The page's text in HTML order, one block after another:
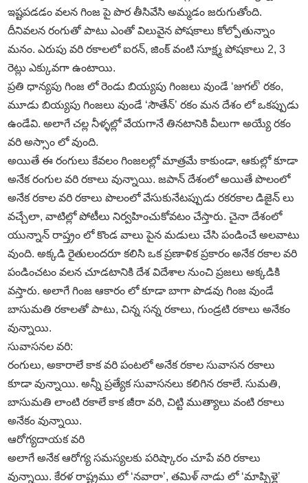
ఇష్టపడడం వలన గింజ పై పొర తీసివేసి అమ్మడం జరుగుతోంది.
దీనివలన రంగుతో పాటు ఎంతో విలువైన పోషకాలు కోల్పోతున్నాం
మనం. ఎరుపు వరి రకాలలో ఐరన్‌, జింక్‌ వంటి సూక్ష్మ పోషకాలు 2, 3
రెట్లు ఎక్కువగా ఉంటాయి.
ప్రతి ధాన్యపు గింజ లో రెండు బియ్యపు గింజలు వుండే ‘జుగల్‌’ రకం,
మూడు బియ్యపు గింజలు వుండే ‘సౌతేన్‌’ రకం మన దేశం లో ఒకప్పుడు
ఉండేవి. అలాగే చల్ల నీళ్ళల్లో వేయగానే తినటానికి వీలుగా అయ్యే రకం
వరి అస్సాం లో వుంది.
అయితే ఈ రంగులు కేవలం గింజలల్లో మాత్రమే కాకుండా, ఆకుల్లో కూడా
అనేక రంగుల వరి రకాలు వున్నాయి. జపాన్‌ దేశంలో అయితే పొలంలో
అనేక రకాల వరి రకాలు పొలంలో వేసుకునేటప్పుడు రకరకాల డిజైన్‌ లు
వచ్చేలా, వాటిల్లో పోటీలు నిర్వహించుకోవటం చేస్తారు. చైనా దేశంలో
యున్నాన్‌ రాష్త్రం లో కొండ వాలు పైన మడులు చేసి పండించే అలవాటు
వుంది. అక్కడి రైతులందరూ కలిసి ఒక ప్రణాళిక ప్రకారం అనేక రకాల వరి
పండించటం వలన చూడటానికి దేశ విదేశాల నుంచి ప్రజలు అక్కడికి
వస్తారు. అలాగే గింజ ఆకారం లో కూడా బాగా పొడవు గింజ వుండే
బాసుమతి రకాలతో పాటు, చిన్న సన్న రకాలు, గుండ్రటి రకాలు అనేకం
వున్నాయి.
సువాసనల వరి:
రంగులు, అకారాలే కాక వరి పంటలో అనేక రకాల సువాసన రకాలు
కూడా వున్నాయి. అన్నీ ప్రత్యేక సువాసనలు కలిగిన రకాలే. సుమతి,
బాసుమతి లాంటి రకాలే కాక జీరా వరి, చిట్టి ముత్యాలు వంటి రకాలు
అనేకం వున్నాయి.
ఆరోగ్యదాయక వరి
అలాగే అనేక ఆరోగ్య సమస్యలకు పరిష్కారం చూపే వరి రకాలు
వున్నాయి. కేరళ రాష్ట్రము లో ‘నవారా’, తమిళ్‌ నాడు లో ‘మాప్పిళ్లై’